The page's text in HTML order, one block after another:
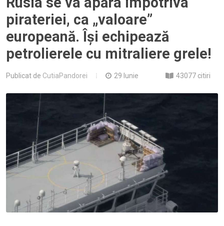
pirateriei, ca „valoare”
europeană. Își echipează
petrolierele cu mitraliere grele!
Publicat de CutiaPandorei 29 Iunie 43077 citiri